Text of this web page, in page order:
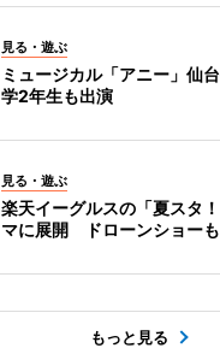
見る・遊ぶ
ミュージカル「アニー」仙
学2年生も出演
見る・遊ぶ
楽天イーグルスの「夏スタ
マに展開 ドローンショーも
もっと見る